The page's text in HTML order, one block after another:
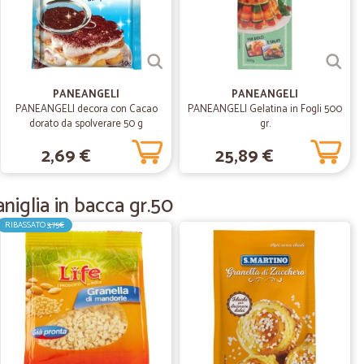
30/09/2020
per…
estremamente soddisfatta per la chiarezza del sito, la
L’imballaggio era perfetto. Ricorrerò di sicuro a Cicalia.
24/08/2020
ho trovati sul voglio sito, due giorni dopo erano a casa
15/06/2020
PANEANGELI
PANEANGELI decora con Cacao
dorato da spolverare 50 g
2,69 €
PANEANGELI
PANEANGELI Gelatina in Fogli 500
gr.
25,89 €
in bacca gr.50
RIBASSATO3,75€